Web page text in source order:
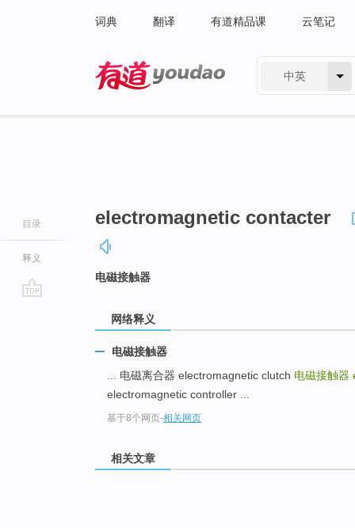
词典 翻译 有道精品课 云笔记
中英
目录
释义
electromagnetic contacter
电磁接触器
网络释义
电磁接触器
... 电磁离合器 electromagnetic clutch 电磁接触器
electromagnetic controller ...
基于8个网页-相关网页
相关文章